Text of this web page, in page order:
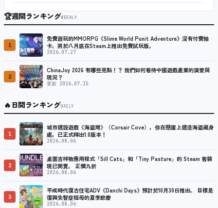
🏆週間ランキングWEEKLY
1
免費遊玩的MMORPG《Slime World Punit Adventure》沒有付費抽
卡，將於八月底在Steam上推出免費試玩版。
2026.07.27
2
ChinaJoy 2026 有哪些亮點！？ 我們如何看待中國遊戲產業的演變與
現況？
更新 2026.07.15
🔥日間ランキングDAILY
1
城市建設遊戲《海盜灣》（Corsair Cove），你在懸崖上建造海盜藏身
處，已正式釋出1.0版本！
2026.08.06
2
桌面吉祥物應用程式「Sill Cats」和「Tiny Pasture」的 Steam 套裝
現已開賣。 正價九折
2026.08.06
3
平成時代復古住宅ADV《Danchi Days》預計於10月30日推出。 目標是
復興失智症祖母的夏季節慶
2026.08.06